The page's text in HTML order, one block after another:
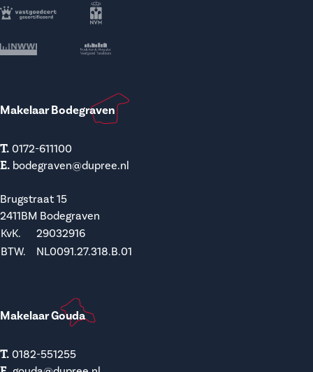
Makelaar Bodegraven
T. 0172-611100
E. bodegraven@dupree.nl
Brugstraat 15
2411BM Bodegraven
KvK.
29032916
BTW.
NL0091.27.318.B.01
Makelaar Gouda
T. 0182-551255